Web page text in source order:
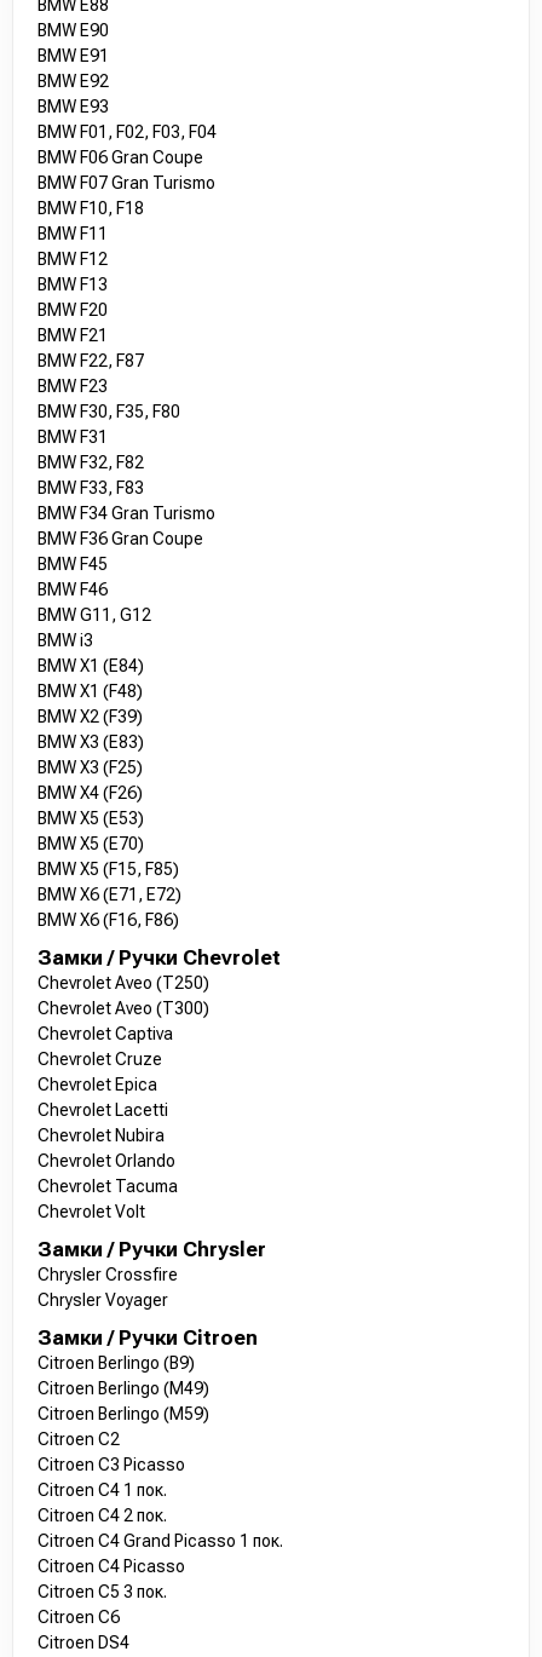
BMW E88
BMW E90
BMW E91
BMW E92
BMW E93
BMW F01, F02, F03, F04
BMW F06 Gran Coupe
BMW F07 Gran Turismo
BMW F10, F18
BMW F11
BMW F12
BMW F13
BMW F20
BMW F21
BMW F22, F87
BMW F23
BMW F30, F35, F80
BMW F31
BMW F32, F82
BMW F33, F83
BMW F34 Gran Turismo
BMW F36 Gran Coupe
BMW F45
BMW F46
BMW G11, G12
BMW i3
BMW X1 (E84)
BMW X1 (F48)
BMW X2 (F39)
BMW X3 (E83)
BMW X3 (F25)
BMW X4 (F26)
BMW X5 (E53)
BMW X5 (E70)
BMW X5 (F15, F85)
BMW X6 (E71, E72)
BMW X6 (F16, F86)
Замки / Ручки Chevrolet
Chevrolet Aveo (T250)
Chevrolet Aveo (T300)
Chevrolet Captiva
Chevrolet Cruze
Chevrolet Epica
Chevrolet Lacetti
Chevrolet Nubira
Chevrolet Orlando
Chevrolet Tacuma
Chevrolet Volt
Замки / Ручки Chrysler
Chrysler Crossfire
Chrysler Voyager
Замки / Ручки Citroen
Citroen Berlingo (B9)
Citroen Berlingo (M49)
Citroen Berlingo (M59)
Citroen C2
Citroen C3 Picasso
Citroen C4 1 пок.
Citroen C4 2 пок.
Citroen C4 Grand Picasso 1 пок.
Citroen C4 Picasso
Citroen C5 3 пок.
Citroen C6
Citroen DS4